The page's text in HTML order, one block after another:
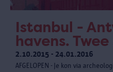
Istanbul -
havens.
2.10.2015 - 24.01.2016
AFGELOPEN - Je kon via